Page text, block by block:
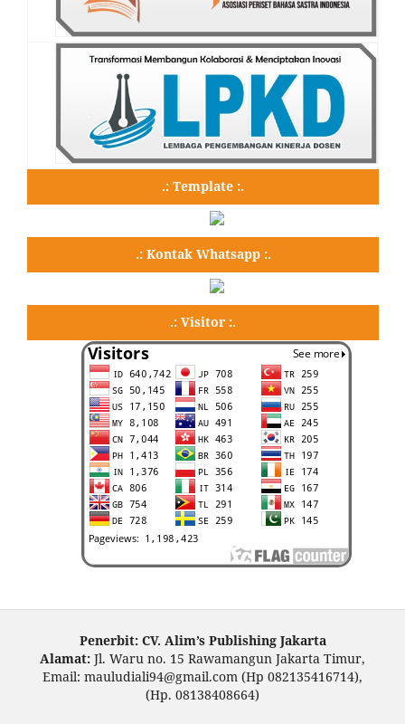
.: Template :.
.: Kontak Whatsapp :.
.: Visitor :.
Penerbit: CV. Alim’s Publishing Jakarta
Alamat: Jl. Waru no. 15 Rawamangun Jakarta Timur,
Email: mauludiali94@gmail.com (Hp 082135416714),
(Hp. 08138408664)